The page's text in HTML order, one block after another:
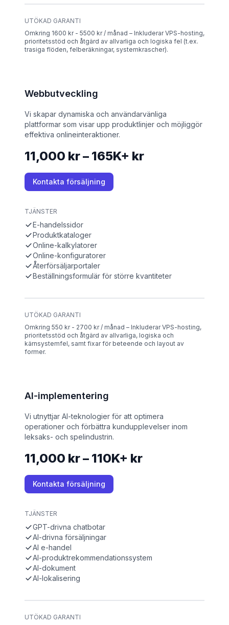
UTÖKAD GARANTI
Omkring 1600 kr - 5500 kr / månad – Inkluderar VPS-hosting,
prioritetsstöd och åtgärd av allvarliga och logiska fel (t.ex.
trasiga flöden, felberäkningar, systemkrascher).
Webbutveckling
Vi skapar dynamiska och användarvänliga
plattformar som visar upp produktlinjer och möjliggör
effektiva onlineinteraktioner.
11,000 kr – 165K+ kr
Kontakta försäljning
TJÄNSTER
E-handelssidor
Produktkataloger
Online-kalkylatorer
Online-konfiguratorer
Återförsäljarportaler
Beställningsformulär för större kvantiteter
UTÖKAD GARANTI
Omkring 550 kr - 2700 kr / månad – Inkluderar VPS-hosting,
prioritetsstöd och åtgärd av allvarliga, logiska och
kärnsystemfel, samt fixar för beteende och layout av
former.
AI-implementering
Vi utnyttjar AI-teknologier för att optimera
operationer och förbättra kundupplevelser inom
leksaks- och spelindustrin.
11,000 kr – 110K+ kr
Kontakta försäljning
TJÄNSTER
GPT-drivna chatbotar
AI-drivna försäljningar
AI e-handel
AI-produktrekommendationssystem
AI-dokument
AI-lokalisering
UTÖKAD GARANTI